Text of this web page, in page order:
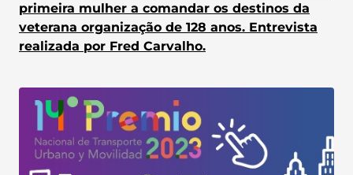
primeira mulher a comandar os destinos da
veterana organização de 128 anos. Entrevista
realizada por Fred Carvalho.